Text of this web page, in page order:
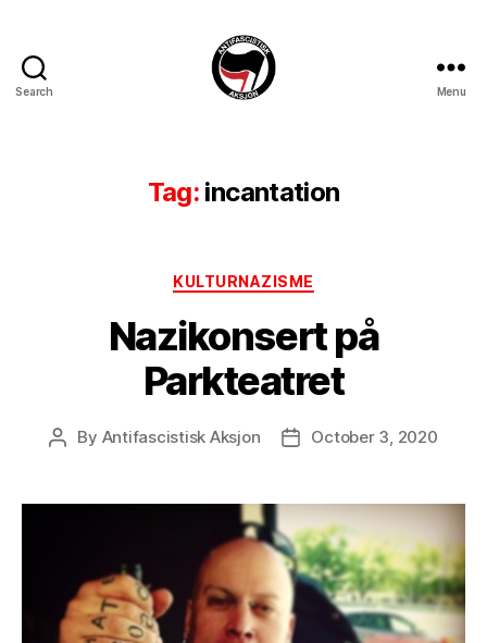
Search Menu
Tag: incantation
Categories
KULTURNAZISME
Nazikonsert på
Parkteatret
Post
By Antifascistisk Aksjon
PostOctober 3, 2020